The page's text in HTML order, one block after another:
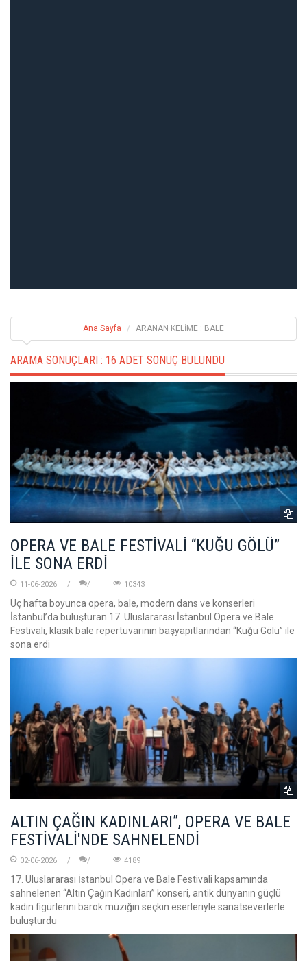
Ana Sayfa ARANAN KELİME : BALE
ARAMA SONUÇLARI : 16 ADET SONUÇ BULUNDU
OPERA VE BALE FESTİVALİ “KUĞU GÖLÜ”
İLE SONA ERDİ
11-06-2026 10343
Üç hafta boyunca opera, bale, modern dans ve konserleri
İstanbul’da buluşturan 17. Uluslararası İstanbul Opera ve Bale
Festivali, klasik bale repertuvarının başyapıtlarından “Kuğu Gölü” ile
sona erdi
ALTIN ÇAĞIN KADINLARI”, OPERA VE BALE
FESTİVALİ'NDE SAHNELENDİ
02-06-2026 4189
17. Uluslararası İstanbul Opera ve Bale Festivali kapsamında
sahnelenen “Altın Çağın Kadınları” konseri, antik dünyanın güçlü
kadın figürlerini barok müziğin seçkin eserleriyle sanatseverlerle
buluşturdu